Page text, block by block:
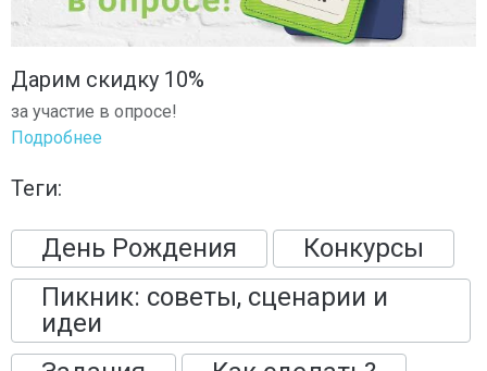
Дарим скидку 10%
за участие в опросе!
Подробнее
Теги:
День Рождения
Конкурсы
Пикник: советы, сценарии и
идеи